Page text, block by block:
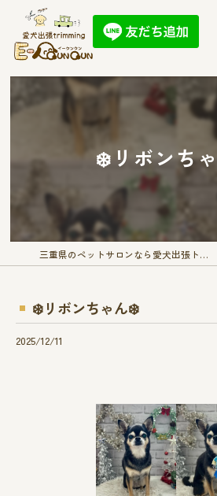
❄️リボンち
三重県のペットサロンなら愛犬出張トリミング E-QunQun
❄️リボンちゃん❄️
2025/12/11